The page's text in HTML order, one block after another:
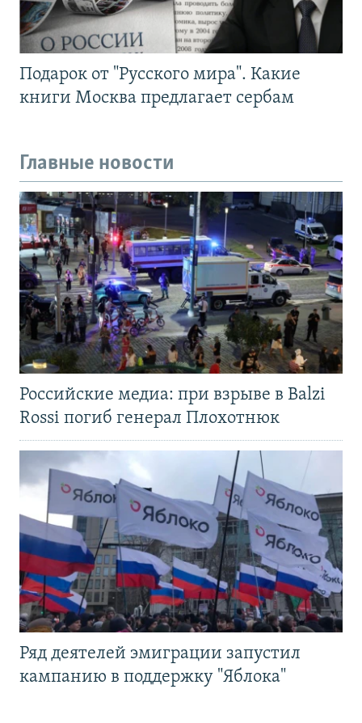
Подарок от "Русского мира". Какие
книги Москва предлагает сербам
Главные новости
Российские медиа: при взрыве в Balzi
Rossi погиб генерал Плохотнюк
Ряд деятелей эмиграции запустил
кампанию в поддержку "Яблока"